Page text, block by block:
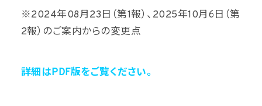
※2024年08月23日（第1報）、2025年10月6日（第
2報）のご案内からの変更点
詳細はPDF版をご覧ください。